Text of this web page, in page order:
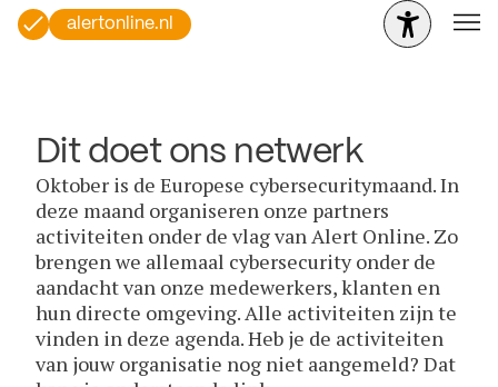
alertonline.nl
Dit doet ons netwerk
Oktober is de Europese cybersecuritymaand. In
deze maand organiseren onze partners
activiteiten onder de vlag van Alert Online. Zo
brengen we allemaal cybersecurity onder de
aandacht van onze medewerkers, klanten en
hun directe omgeving. Alle activiteiten zijn te
vinden in deze agenda. Heb je de activiteiten
van jouw organisatie nog niet aangemeld? Dat